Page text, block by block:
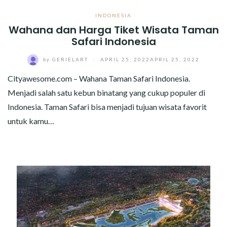
INDONESIA
Wahana dan Harga Tiket Wisata Taman
Safari Indonesia
by GERIELART APRIL 25, 2022 APRIL 25, 2022
Cityawesome.com – Wahana Taman Safari Indonesia.
Menjadi salah satu kebun binatang yang cukup populer di
Indonesia. Taman Safari bisa menjadi tujuan wisata favorit
untuk kamu…